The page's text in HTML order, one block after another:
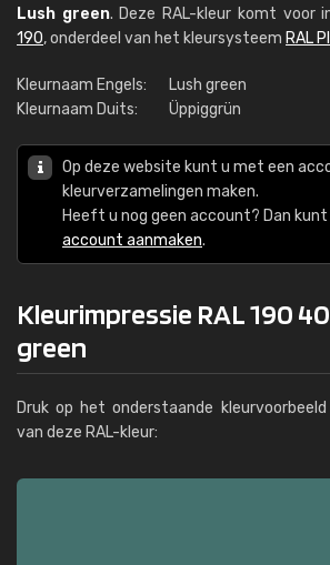
Lush green. Deze RAL-kleur komt voor
190, onderdeel van het kleursysteem RAL
Kleurnaam Engels:
Lush green
Kleurnaam Duits:
Üppiggrün
Op deze website kunt u met een
kleurverzamelingen maken.
Heeft u nog geen account? Dan
account aanmaken.
Kleurimpressie RAL 190
green
Druk op het onderstaande
van deze RAL-kleur: